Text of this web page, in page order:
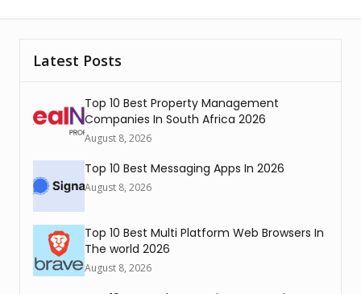
Latest Posts
Top 10 Best Property Management
Companies In South Africa 2026
August 8, 2026
Top 10 Best Messaging Apps In 2026
August 8, 2026
Top 10 Best Multi Platform Web Browsers In
The world 2026
August 8, 2026